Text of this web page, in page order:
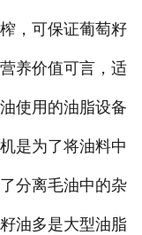
，可保证葡萄籽
养价值可言，适
使用的油脂设备
是为了将油料中
分离毛油中的杂
油多是大型油脂